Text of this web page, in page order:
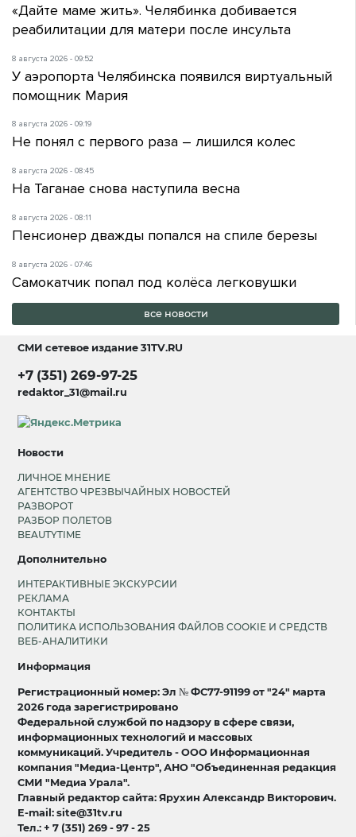
«Дайте маме жить». Челябинка добивается
реабилитации для матери после инсульта
8 августа 2026 - 09:52
У аэропорта Челябинска появился виртуальный
помощник Мария
8 августа 2026 - 09:19
Не понял с первого раза – лишился колес
8 августа 2026 - 08:45
На Таганае снова наступила весна
8 августа 2026 - 08:11
Пенсионер дважды попался на спиле березы
8 августа 2026 - 07:46
Самокатчик попал под колёса легковушки
все новости
СМИ сетевое издание31TV.RU
+7 (351) 269-97-25
redaktor_31@mail.ru
Новости
ЛИЧНОЕ МНЕНИЕ
АГЕНТСТВО ЧРЕЗВЫЧАЙНЫХ НОВОСТЕЙ
РАЗВОРОТ
РАЗБОР ПОЛЕТОВ
BEAUTYTIME
Дополнительно
ИНТЕРАКТИВНЫЕ ЭКСКУРСИИ
РЕКЛАМА
КОНТАКТЫ
ПОЛИТИКА ИСПОЛЬЗОВАНИЯ ФАЙЛОВ COOKIE И СРЕДСТВ
ВЕБ-АНАЛИТИКИ
Информация
Регистрационный номер: Эл № ФС77-91199 от "24" марта
2026 года зарегистрировано
Федеральной службой по надзору в сфере связи,
информационных технологий и массовых
коммуникаций. Учредитель - ООО Информационная
компания "Медиа-Центр", АНО "Объединенная редакция
СМИ "Медиа Урала".
Главный редактор сайта: Ярухин Александр Викторович.
E-mail: site@31tv.ru
Тел.: + 7 (351) 269 - 97 - 25